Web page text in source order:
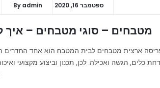
ספטמבר 16, 2020 By admin
מטבחים – סוגי מטבחים – איך
ארצית מטבחים לבית המטבח הוא אחד החדרים
כלים, הגשה ואכילה. לכן, תכנון וביצוע מקצועי